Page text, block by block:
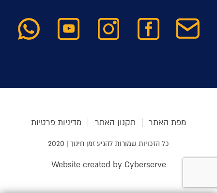
מפת האתר תקנון האתר מדיניות פרטיות
כל הזכויות שמורות להגיע זמן חינוך | 2020
Website created by Cyberserve